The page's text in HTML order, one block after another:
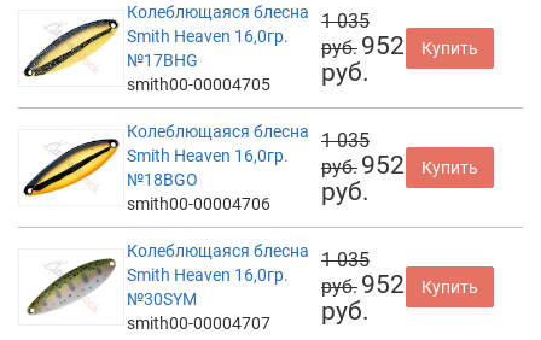
Колеблющаяся блесна
Smith Heaven 16,0гр.
№17BHG
smith00-00004705
1 035
руб. 952
руб.
Купить
Колеблющаяся блесна
Smith Heaven 16,0гр.
№18BGO
smith00-00004706
1 035
руб. 952
руб.
Купить
Колеблющаяся блесна
Smith Heaven 16,0гр.
№30SYM
smith00-00004707
1 035
руб. 952
руб.
Купить